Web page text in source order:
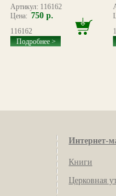
Артикул: 116162
Цена: 750 р.
116162
Подробнее >
Интернет-
Книги
Церковная